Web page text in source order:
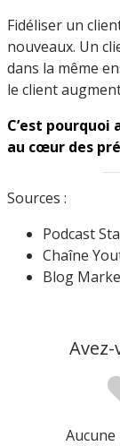
Fidéliser un
nouveaux. Un
dans la même
le client
C’est
au cœur des
Sources :
Podcast
Chaîne
Blog